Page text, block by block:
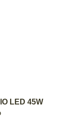
LED 45W